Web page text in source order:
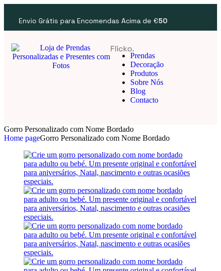
Envio Grátis para Encomendas Acima de €50
Prendas
Decoração
Produtos
Sobre Nós
Blog
Contacto
Flicko.
Gorro Personalizado com Nome Bordado
Home pageGorro Personalizado com Nome Bordado